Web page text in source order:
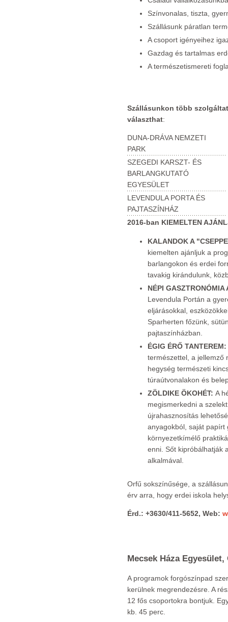
Színvonalas, tiszta,
Szállásunk páratlan
A csoport igényeihez
Gazdag és tartalmas
A természetismereti
Szállásunkon több
választhat:
DUNA-DRÁVA NEMZETI
PARK
SZEGEDI KARSZT- ÉS
BARLANGKUTATÓ
EGYESÜLET
LEVENDULA PORTA ÉS
PAJTASZÍNHÁZ
2016-ban KIEMELTEN
KALANDOK A
kiemelten ajánljuk a
barlangokon és erdei
tavakig kirándulunk,
NÉPI GASZTRONÓMIA
Levendula Portán a
eljárásokkal,
Sparherten főzünk,
pajtaszínházban.
ÉGIG ÉRŐ TANTEREM:
természettel, a jellemző
hegység természeti
túraútvonalakon és
ZÖLDIKE ÖKOHÉT: A
megismerkedni a
újrahasznosítás
anyagokból, saját papírt
környezetkímélő
enni. Sőt kipróbálhatják
alkalmával.
Orfű sokszínűsége, a
érv arra, hogy erdei iskola
Érd.: +3630/411-5652, Web:
Mecsek Háza Egyesület,
A programok forgószínpad
kerülnek megrendezésre. A
12 fős csoportokra bontjuk.
kb. 45 perc.